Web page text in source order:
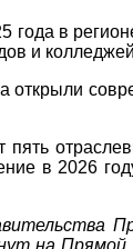
года в
и
открыли
пять
в 2026
на Прямой